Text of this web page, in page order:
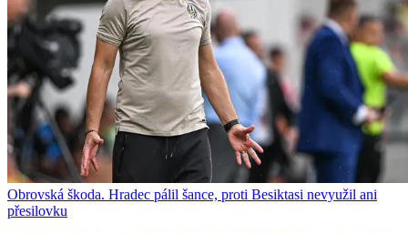
Obrovská škoda. Hradec pálil šance, proti Besiktasi nevyužil ani
přesilovku